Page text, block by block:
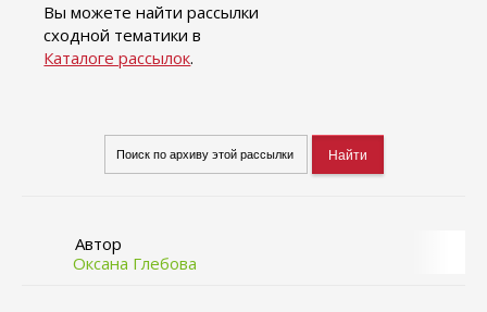
Вы можете найти рассылки
сходной тематики в
Каталоге рассылок.
Автор
Оксана Глебова